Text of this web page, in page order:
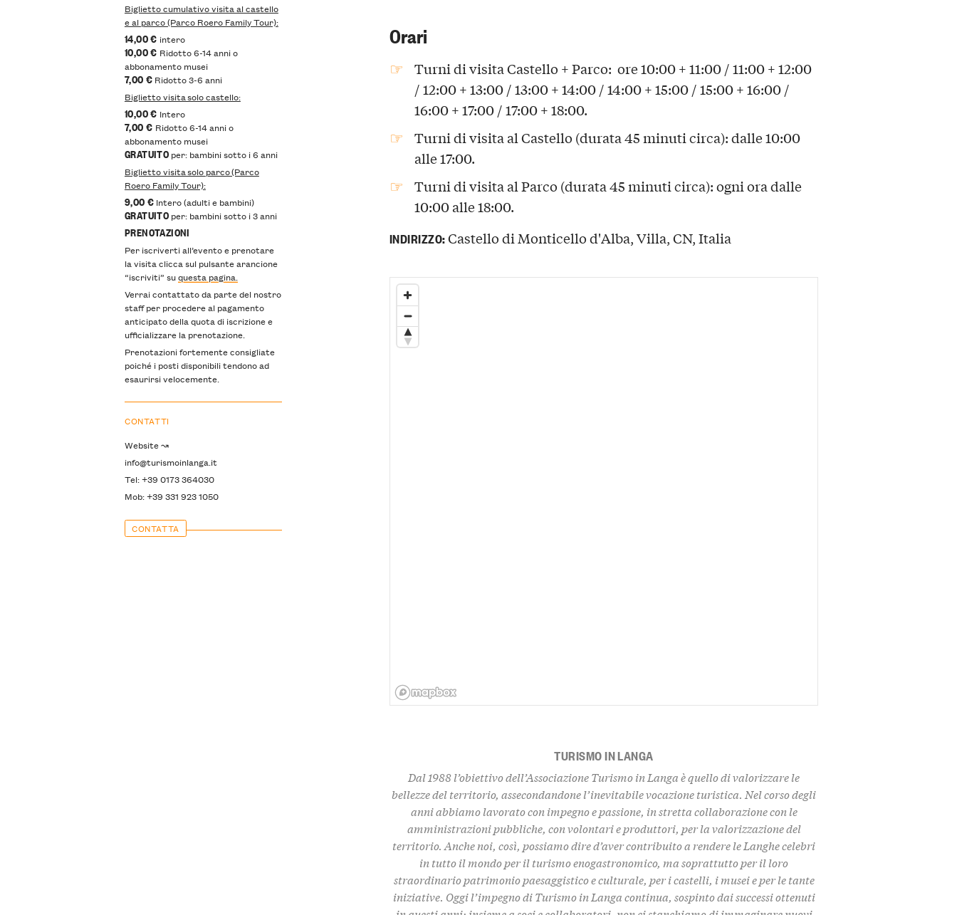
Orari
Turni di visita Castello + Parco: ore 10:00 + 11:00 / 11:00 + 12:00
/ 12:00 + 13:00 / 13:00 + 14:00 / 14:00 + 15:00 / 15:00 + 16:00 /
16:00 + 17:00 / 17:00 + 18:00.
Turni di visita al Castello (durata 45 minuti circa): dalle 10:00
alle 17:00.
Turni di visita al Parco (durata 45 minuti circa): ogni ora dalle
10:00 alle 18:00.
Biglietto cumulativo visita al castello
e al parco (Parco Roero Family Tour):
14,00 € intero
10,00 € Ridotto 6-14 anni o
abbonamento musei
7,00 € Ridotto 3-6 anni
Biglietto visita solo castello:
10,00 € Intero
7,00 € Ridotto 6-14 anni o
abbonamento musei
GRATUITO per: bambini sotto i 6 anni
Biglietto visita solo parco (Parco
Roero Family Tour):
9,00 € Intero (adulti e bambini)
GRATUITO per: bambini sotto i 3 anni
PRENOTAZIONI
Per iscriverti all’evento e prenotare
la visita clicca sul pulsante arancione
“iscriviti” suquesta pagina.
Verrai contattato da parte del nostro
staff per procedere al pagamento
anticipato della quota di iscrizione e
ufficializzare la prenotazione.
Prenotazioni fortemente consigliate
poiché i posti disponibili tendono ad
esaurirsi velocemente.
CONTATTI
Website ↝
info@turismoinlanga.it
Tel: +39 0173 364030
Mob: +39 331 923 1050
CONTATTA
INDIRIZZO:Castello di Monticello d'Alba, Villa, CN, Italia
TURISMO IN LANGA
Dal 1988 l’obiettivo dell’Associazione Turismo in Langa è quello divalorizzare le
bellezze del territorio, assecondandone l’inevitabile vocazione turistica. Nel corso degli
anni abbiamo lavorato con impegno e passione, in stretta collaborazione con le
amministrazioni pubbliche, con volontari e produttori, per la valorizzazione del
territorio. Anche noi, così, possiamo dire d’aver contribuito a rendere le Langhe celebri
in tutto il mondo per il turismo enogastronomico, ma soprattutto per il loro
straordinariopatrimonio paesaggistico e culturale, per i castelli, i museie per le tante
iniziative. Oggi l’impegno di Turismo in Langa continua, sospinto dai successi ottenuti